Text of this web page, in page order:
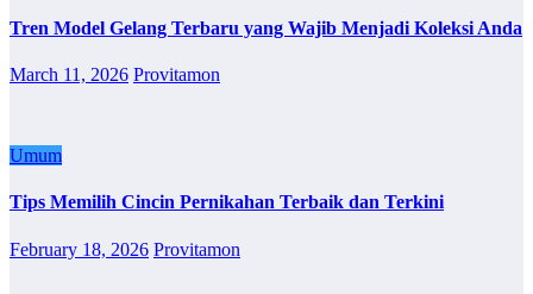
Tren Model Gelang Terbaru yang Wajib Menjadi Koleksi Anda
March 11, 2026 Provitamon
Umum
Tips Memilih Cincin Pernikahan Terbaik dan Terkini
February 18, 2026 Provitamon